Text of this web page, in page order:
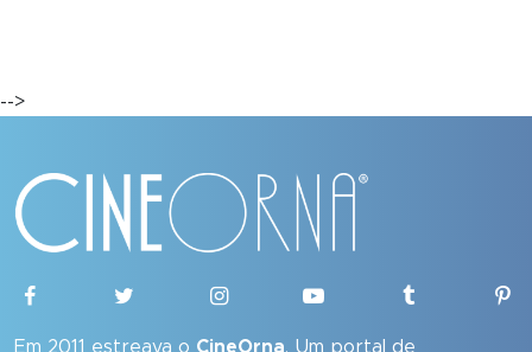
-->
Em 2011 estreava o CineOrna. Um portal de